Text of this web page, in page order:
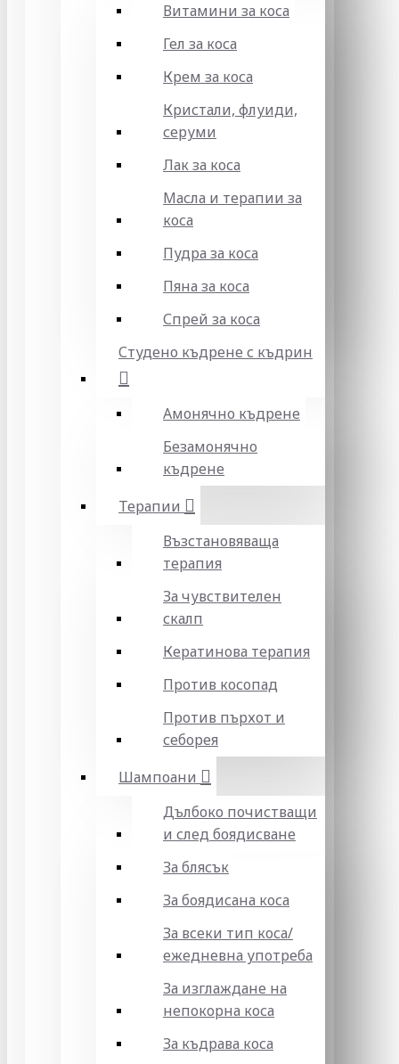
Витамини за коса
Гел за коса
Крем за коса
Кристали, флуиди,
серуми
Лак за коса
Масла и терапии за
коса
Пудра за коса
Пяна за коса
Спрей за коса
Студено къдрене с къдрин
Амонячно къдрене
Безамонячно
къдрене
Терапии
Възстановяваща
терапия
За чувствителен
скалп
Кератинова терапия
Против косопад
Против пърхот и
себорея
Шампоани
Дълбоко почистващи
и след боядисване
За блясък
За боядисана коса
За всеки тип коса/
ежедневна употреба
За изглаждане на
непокорна коса
За къдрава коса